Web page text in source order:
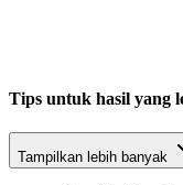
Tips untuk hasil yang
Tampilkan lebih banyak